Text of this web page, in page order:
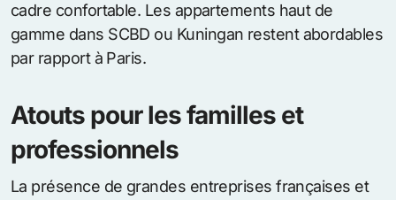
cadre confortable. Les appartements haut de
gamme dans SCBD ou Kuningan restent abordables
par rapport à Paris.
Atouts pour les familles et
professionnels
La présence de grandes entreprises françaises et